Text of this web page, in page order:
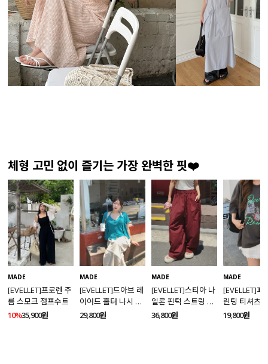
체형 고민 없이 즐기는 가장 완벽한 핏❤️
MADE
[EVELLET]프로렌 주
름 스모크 점프수트
10%35,900원
MADE
[EVELLET]드아브 레
이어드 홀터 나시 가
디건 티셔츠
29,800원
MADE
[EVELLET]스티아 나
일론 핀턱 스트링 커
브드 밴딩팬츠
36,800원
MADE
[EVELLET]페
린팅 티셔츠
19,800원